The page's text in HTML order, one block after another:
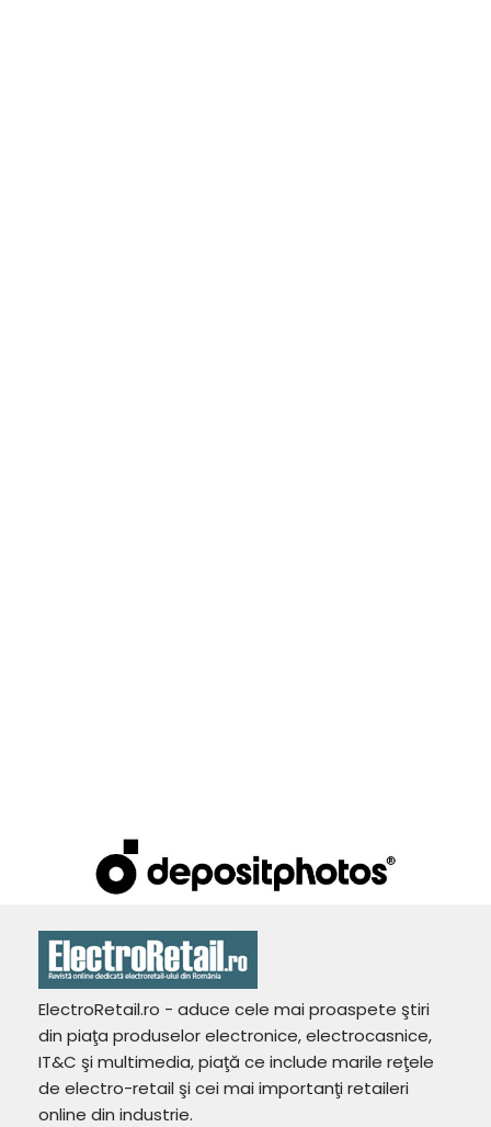
ElectroRetail.ro - aduce cele mai proaspete ştiri
din piaţa produselor electronice, electrocasnice,
IT&C şi multimedia, piaţă ce include marile reţele
de electro-retail şi cei mai importanţi retaileri
online din industrie.